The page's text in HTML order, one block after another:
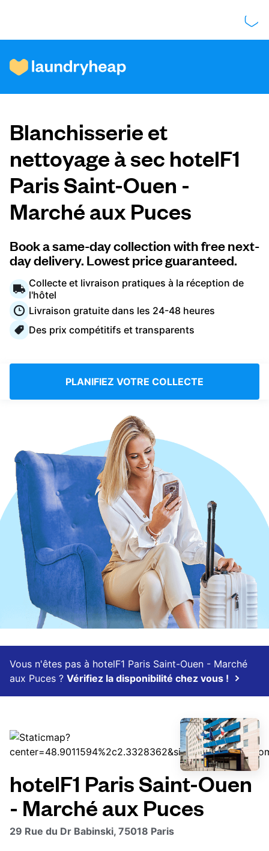
Comment ça fonctionne
Prix et services
À propos de nous
Pour les entreprises
Connectez-vous
Téléchargez notre application mobile
Suivez-nous
France FR
Blanchisserie et
nettoyage à sec hotelF1
Paris Saint-Ouen -
Marché aux Puces
Book a same-day collection with free next-
day delivery. Lowest price guaranteed.
Collecte et livraison pratiques à la réception de
l'hôtel
Livraison gratuite dans les 24-48 heures
Des prix compétitifs et transparents
PLANIFIEZ VOTRE COLLECTE
Vous n'êtes pas à hotelF1 Paris Saint-Ouen - Marché
aux Puces ? Vérifiez la disponibilité chez vous !
hotelF1 Paris Saint-Ouen
- Marché aux Puces
29 Rue du Dr Babinski, 75018 Paris